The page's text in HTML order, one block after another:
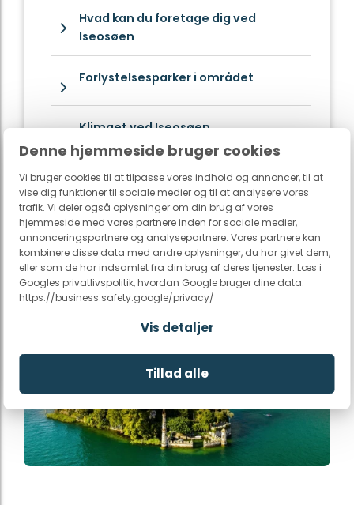
Denne hjemmeside bruger cookies
Vi bruger cookies til at tilpasse vores indhold og annoncer, til at
vise dig funktioner til sociale medier og til at analysere vores
trafik. Vi deler også oplysninger om din brug af vores
hjemmeside med vores partnere inden for sociale medier,
annonceringspartnere og analysepartnere. Vores partnere kan
kombinere disse data med andre oplysninger, du har givet dem,
eller som de har indsamlet fra din brug af deres tjenester. Læs i
Googles privatlivspolitik, hvordan Google bruger dine data:
https://business.safety.google/privacy/
Vis detaljer
Tillad alle
Hvad kan du foretage dig ved
Iseosøen
Forlystelsesparker i området
Klimaet ved Iseosøen
Praktiske informationer om
Iseosøen